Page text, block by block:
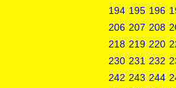
194 195 196
206 207 208
218 219 220
230 231 232
242 243 244